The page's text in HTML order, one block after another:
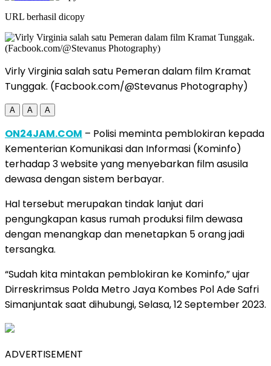
URL berhasil dicopy
Virly Virginia salah satu Pemeran dalam film Kramat
Tunggak. (Facbook.com/@Stevanus Photography)
A A A
ON24JAM.COM – Polisi meminta pemblokiran kepada
Kementerian Komunikasi dan Informasi (Kominfo)
terhadap 3 website yang menyebarkan film asusila
dewasa dengan sistem berbayar.
Hal tersebut merupakan tindak lanjut dari
pengungkapan kasus rumah produksi film dewasa
dengan menangkap dan menetapkan 5 orang jadi
tersangka.
“Sudah kita mintakan pemblokiran ke Kominfo,” ujar
Dirreskrimsus Polda Metro Jaya Kombes Pol Ade Safri
Simanjuntak saat dihubungi, Selasa, 12 September 2023.
ADVERTISEMENT